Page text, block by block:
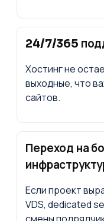
24/7/365
Хостинг не
выходные, что
сайтов.
Переход на
Если проект
VDS, dedicated